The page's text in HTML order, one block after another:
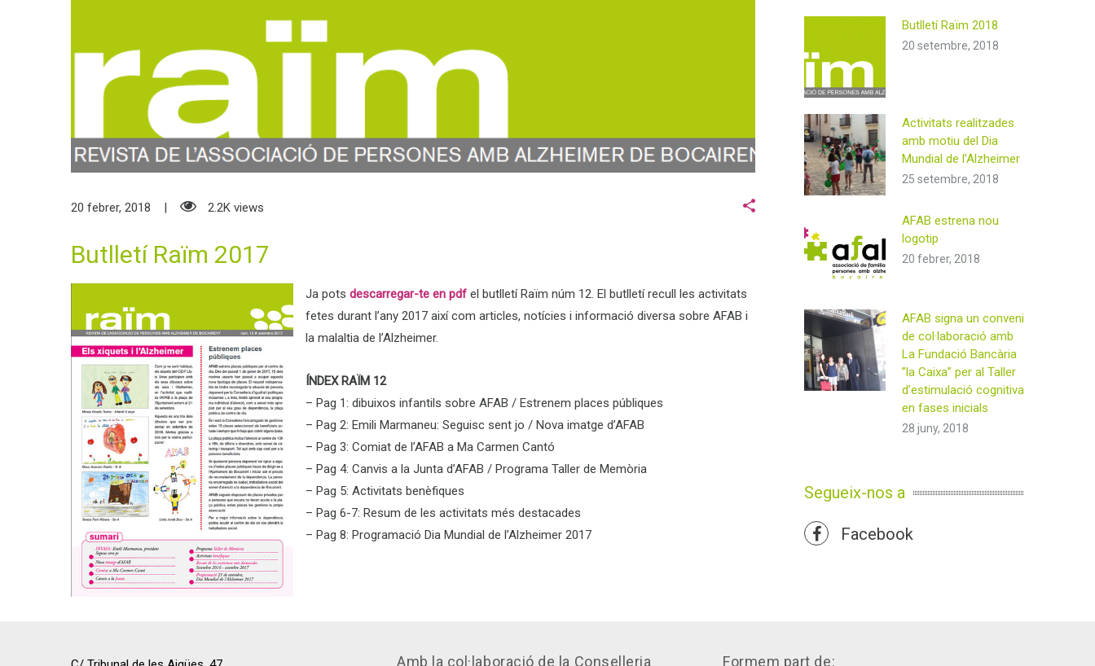
20 febrer, 2018 2.2K views
Butlletí Raïm 2017
Ja pots descarregar-te en pdf el butlletí Raïm núm 12. El butlletí recull les activitats
fetes durant l’any 2017 així com articles, notícies i informació diversa sobre AFAB i
la malaltia de l’Alzheimer.
ÍNDEX RAÏM 12
– Pag 1: dibuixos infantils sobre AFAB / Estrenem places públiques
– Pag 2: Emili Marmaneu: Seguisc sent jo / Nova imatge d’AFAB
– Pag 3: Comiat de l’AFAB a Ma Carmen Cantó
– Pag 4: Canvis a la Junta d’AFAB / Programa Taller de Memòria
– Pag 5: Activitats benèfiques
– Pag 6-7: Resum de les activitats més destacades
– Pag 8: Programació Dia Mundial de l’Alzheimer 2017
Butlletí Raïm 2018
20 setembre, 2018
Activitats realitzades
amb motiu del Dia
Mundial de l’Alzheimer
25 setembre, 2018
AFAB estrena nou
logotip
20 febrer, 2018
AFAB signa un conveni
de col·laboració amb
La Fundació Bancària
”la Caixa” per al Taller
d’estimulació cognitiva
en fases inicials
28 juny, 2018
Segueix-nos a
Facebook
Amb la col·laboració de la Conselleria Formem part de: